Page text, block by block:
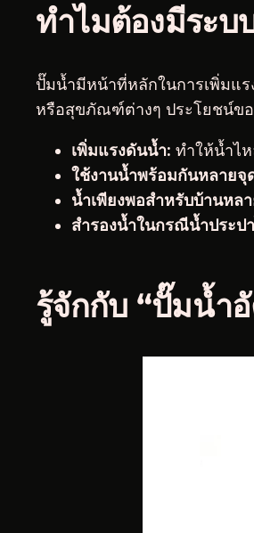
ทำไมต้องมีระ
ปั๊มน้ำมีหน้าที่หลักในการเพิ่มแร
หรือสุขภัณฑ์ต่างๆ ประโยชน์ข
เพิ่มแรงดันน้ำ: ทำให้น้ำไ
ใช้งานน้ำพร้อมกันหลายจุ
น้ำเพียงพอสำหรับบ้านหล
สำรองน้ำในกรณีน้ำประป
รู้จักกับ “ปั๊มน้ำ